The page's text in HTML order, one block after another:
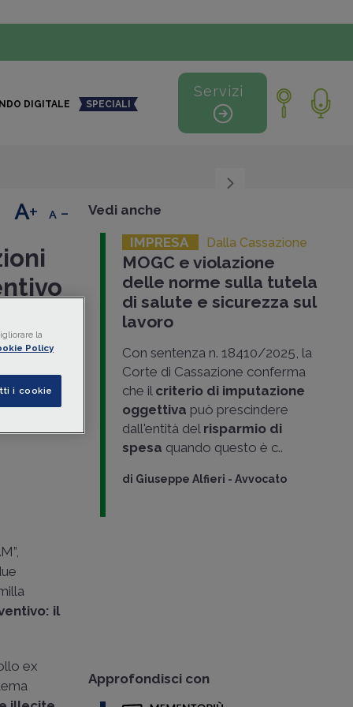
DIGITALE SPECIALI
Servizi
quanto
di
+ -
il
ex
Vedi anche
IMPRESA Dalla Cassazione
MOGC e violazione
delle norme sulla tutela
di salute e sicurezza sul
lavoro
Con sentenza n. 18410/2025, la
Corte di Cassazione conferma
che il criterio di imputazione
oggettiva può prescindere
dall'entità del risparmio di
spesa quando questo è c..
di Giuseppe Alfieri - Avvocato
Approfondisci con
la
Policy
i cookie